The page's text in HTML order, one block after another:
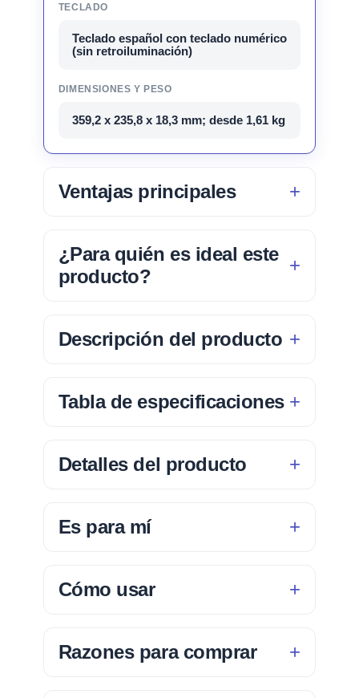
TECLADO
Teclado español con teclado numérico
(sin retroiluminación)
DIMENSIONES Y PESO
359,2 x 235,8 x 18,3 mm; desde 1,61 kg
Ventajas principales
¿Para quién es ideal este
producto?
Descripción del producto
Tabla de especificaciones
Detalles del producto
Es para mí
Cómo usar
Razones para comprar